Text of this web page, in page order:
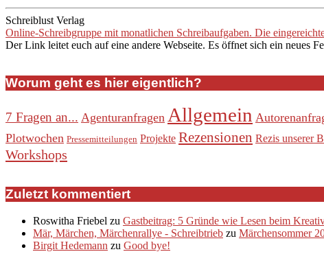
Schreiblust Verlag
Online-Schreibgruppe mit monatlichen Schreibaufgaben. Die
Der Link leitet euch auf eine andere Webseite. Es öffnet sich ein neues
Worum geht es hier eigentlich?
7 Fragen an... Agenturanfragen Allgemein
Plotwochen Pressemitteilungen Projekte Rezensionen Rezis unserer
Workshops
Zuletzt kommentiert
Roswitha Friebel zu Gastbeitrag: 5 Gründe wie Lesen beim
Mär, Märchen, Märchenrallye - Schreibtrieb zu Märchensommer
Birgit Hedemann zu Good bye!